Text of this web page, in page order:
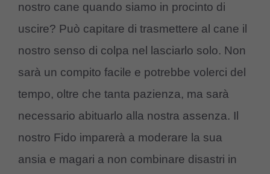
nostro cane quando siamo in procinto di
uscire? Può capitare di trasmettere al cane il
nostro senso di colpa nel lasciarlo solo. Non
sarà un compito facile e potrebbe volerci del
tempo, oltre che tanta pazienza, ma sarà
necessario abituarlo alla nostra assenza. Il
nostro Fido imparerà a moderare la sua
ansia e magari a non combinare disastri in